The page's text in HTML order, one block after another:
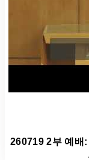
260719 2부 예배